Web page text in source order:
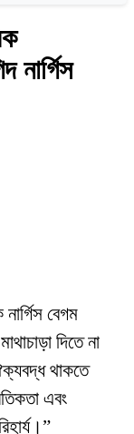
নার্গিস
বেগম
দিতে না
থাকতে
এবং